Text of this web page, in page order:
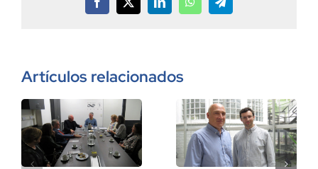
Facebook
X LinkedInWhatsAppTelegram
Artículos relacionados